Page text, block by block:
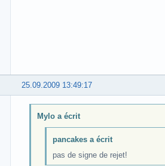
25.09.2009 13:49:17
Mylo a écrit
pancakes a écrit
pas de signe de rejet!